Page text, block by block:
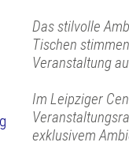
Das stilvolle
Tischen
Veranstaltung
Im Leipziger
exklusivem